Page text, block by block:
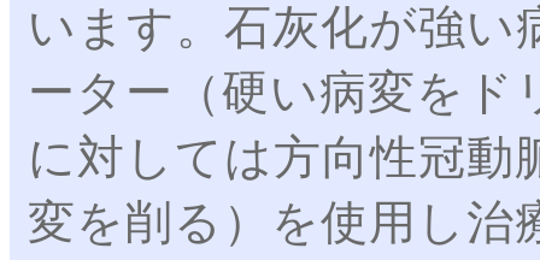
います。石灰化が強
ーター（硬い病変をド
に対しては方向性冠動
変を削る）を使用し治